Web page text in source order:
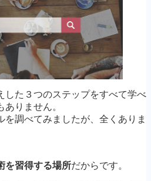
した３つのステップをすべて学べ
りません。
を調べてみましたが、全くありま
を習得する場所だからです。